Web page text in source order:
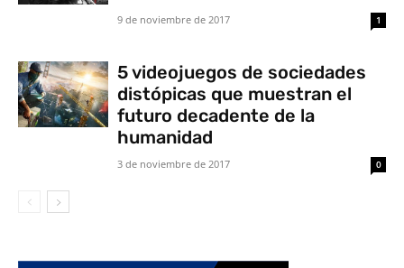
9 de noviembre de 2017 1
5 videojuegos de sociedades
distópicas que muestran el
futuro decadente de la
humanidad
3 de noviembre de 2017 0